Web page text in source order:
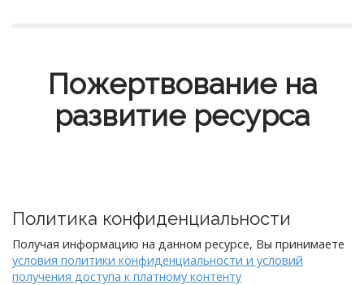
Пожертвование на
развитие ресурса
Политика конфиденциальности
Получая информацию на данном ресурсе, Вы принимаете
условия политики конфиденциальности и условий
получения доступа к платному контенту